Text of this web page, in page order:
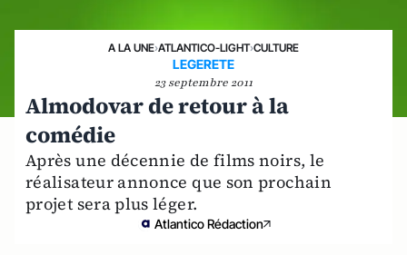
A LA UNE›ATLANTICO-LIGHT›CULTURE
LEGERETE
23 septembre 2011
Almodovar de retour à la
comédie
Après une décennie de films noirs, le
réalisateur annonce que son prochain
projet sera plus léger.
Atlantico Rédaction